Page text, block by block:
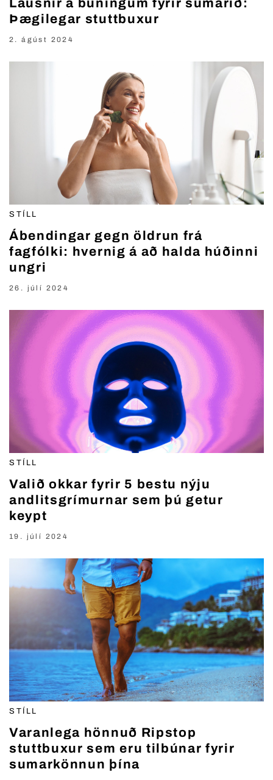
Lausnir á búningum fyrir sumarið:
Þægilegar stuttbuxur
2. ágúst 2024
STÍLL
Ábendingar gegn öldrun frá
fagfólki: hvernig á að halda húðinni
ungri
26. júlí 2024
STÍLL
Valið okkar fyrir 5 bestu nýju
andlitsgrímurnar sem þú getur
keypt
19. júlí 2024
STÍLL
Varanlega hönnuð Ripstop
stuttbuxur sem eru tilbúnar fyrir
sumarkönnun þína